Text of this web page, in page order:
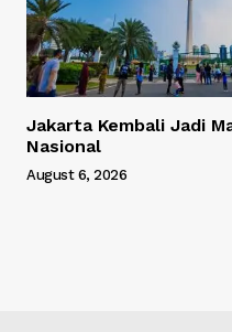
Jakarta Kembali Jadi
Nasional
August 6, 2026